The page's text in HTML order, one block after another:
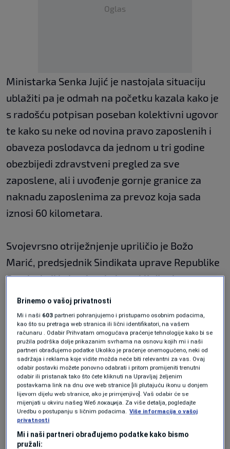
Oglas
Ministarka Senka Jujić je nastojala situaciju
ublažiti pa je odmah na početku kazala kako je
s radošću potpisan poseban kolektivni ugovor
te kako su neke od novina pravo zaposlenih i
obaveza poslodavca da jednom u tri godine
obezbijedi zdravstveni pregled za sve
zaposlene, ali i uvođenje gornje granice za
naknadu zaposlenima za prevoz koja sada
iznosi 60 kilometara.
Svojevrsno otriježnjenje upriličio je Božo
Marić, predsjednik Sindikata uprave Republike
Srpske koji je istakao kako zaključeni ugovor
nije donio nikakve novine radnicima.
“Imali smo čak intenciju Vlade da se umanji
određeni obim prava. Vlada je usvojila
zaključak kojim bi se umanjio iznos naknade
za jubilarne nagrade, a da se ni jednim
pitanjem nismo dotakli suzbijanja
zloupotreba koje su brojne”,rekao je Marić
napominjući da su oba sindikata tražila
uvođenje gornje granice za isplatu naknade za
Brinemo o vašoj privatnosti
Mi i naši 603 partneri pohranjujemo i pristupamo osobnim podacima,
kao što su pretraga web stranica ili lični identifikatori, na vašem
računaru . Odabir Prihvatam omogućava praćenje tehnologije kako bi se
pružila podrška dolje prikazanim svrhama na osnovu kojih mi i naši
partneri obrađujemo podatke Ukoliko je praćenje onemogućeno, neki od
sadržaja i reklama koje vidite možda neće biti relevantni za vas. Ovaj
odabir postavki možete ponovno odabrati i pritom promijeniti trenutni
odabir ili pristanak tako što ćete kliknuti na Upravljaj željenim
postavkama link na dnu ove web stranice [ili plutajuću ikonu u donjem
lijevom dijelu web stranice, ako je primjenjivo]. Vaš odabir će se
mijenjati u okviru našeg Wеб локација. Za više detalja, pogledajte
Uredbu o postupanju s ličnim podacima. Više informacija o vašoj
privatnosti
Mi i naši partneri obrađujemo podatke kako bismo
pružali: